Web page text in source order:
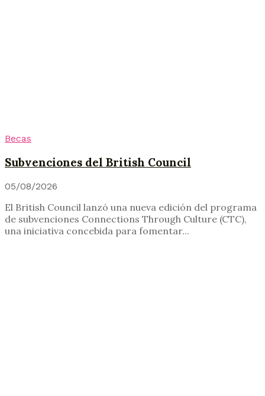
Becas
Subvenciones del British Council
05/08/2026
El British Council lanzó una nueva edición del programa
de subvenciones Connections Through Culture (CTC),
una iniciativa concebida para fomentar...